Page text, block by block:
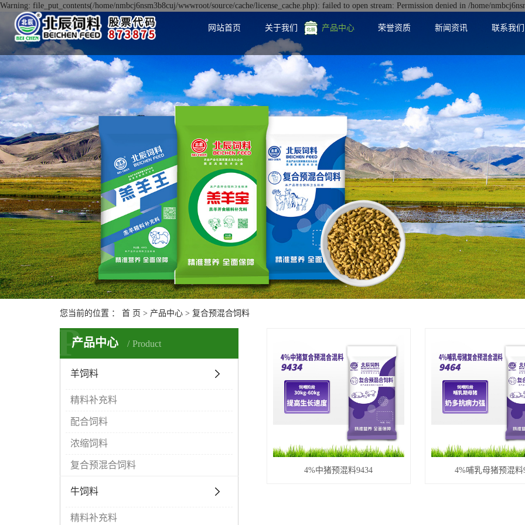
Warning: file_put_contents(/home/nmbcj6nsm3b8cuj/wwwroot/source/cache/license_cache.php): failed to open stream: Permission denied in /home/
网站首页 关于我们 产品中心 荣誉资质 新闻资讯 联系我们
您当前的位置 ： 首 页 > 产品中心 > 复合预混合饲料
产品中心 Product
P
羊饲料
精料补充料
配合饲料
浓缩饲料
复合预混合饲料
牛饲料
精料补充料
4%中猪预混料9434 4%哺乳母猪预混料